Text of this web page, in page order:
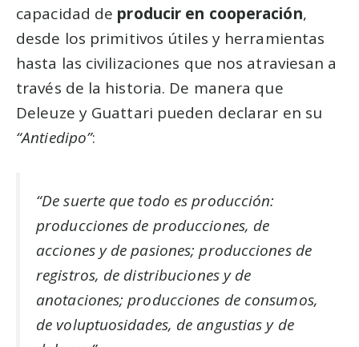
capacidad de producir en cooperación,
desde los primitivos útiles y herramientas
hasta las civilizaciones que nos atraviesan a
través de la historia. De manera que
Deleuze y Guattari pueden declarar en su
“Antiedipo”:
“De suerte que todo es producción:
producciones de producciones, de
acciones y de pasiones; producciones de
registros, de distribuciones y de
anotaciones; producciones de consumos,
de voluptuosidades, de angustias y de